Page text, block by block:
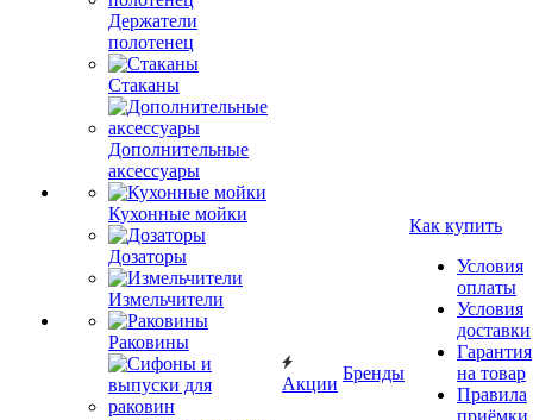
Держатели
полотенец
Стаканы
Дополнительные
аксессуары
Кухонные мойки
Дозаторы
Измельчители
Раковины
Акции
Бренды
Как купить
Условия
оплаты
Условия
доставки
Гарантия
на товар
Правила
приёмки